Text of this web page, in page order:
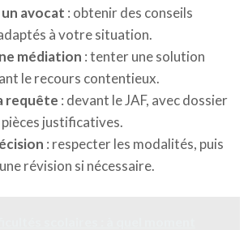
avocat : obtenir des conseils
à votre situation.
médiation : tenter une solution
le recours contentieux.
requête : devant le JAF, avec dossier
justificatives.
: respecter les modalités, puis
révision si nécessaire.